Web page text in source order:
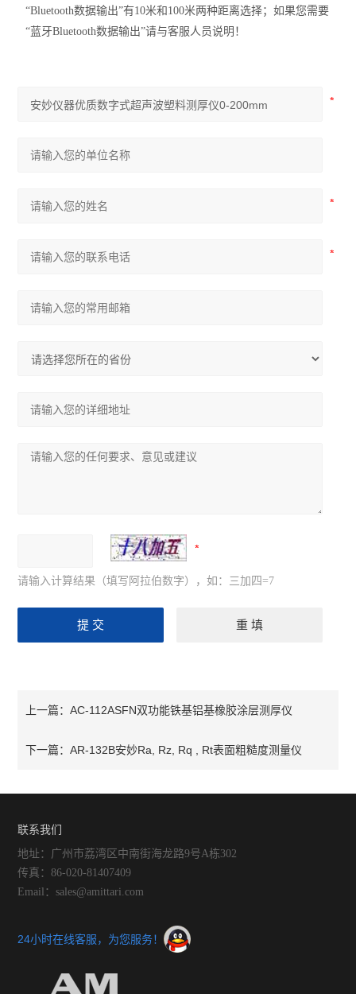
“Bluetooth数据输出”有10米和100米两种距离选择；如果您需要
“蓝牙Bluetooth数据输出”请与客服人员说明！
请输入计算结果（填写阿拉伯数字），如：三加四=7
上一篇：AC-112ASFN双功能铁基铝基橡胶涂层测厚仪
下一篇：AR-132B安妙Ra, Rz, Rq , Rt表面粗糙度测量仪
联系我们
地址：广州市荔湾区中南街海龙路9号A栋302
传真：86-020-81407409
Email：sales@amittari.com
24小时在线客服，为您服务！